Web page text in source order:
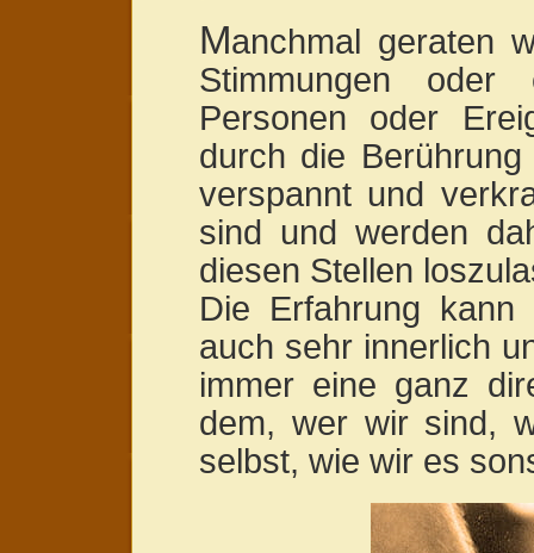
Manchmal geraten
Stimmungen
Personen oder
durch die
verspannt und
sind und werden
diesen Stellen
Die Erfahrung
auch sehr innerlich
immer eine ganz
dem, wer wir sind,
selbst, wie wir es